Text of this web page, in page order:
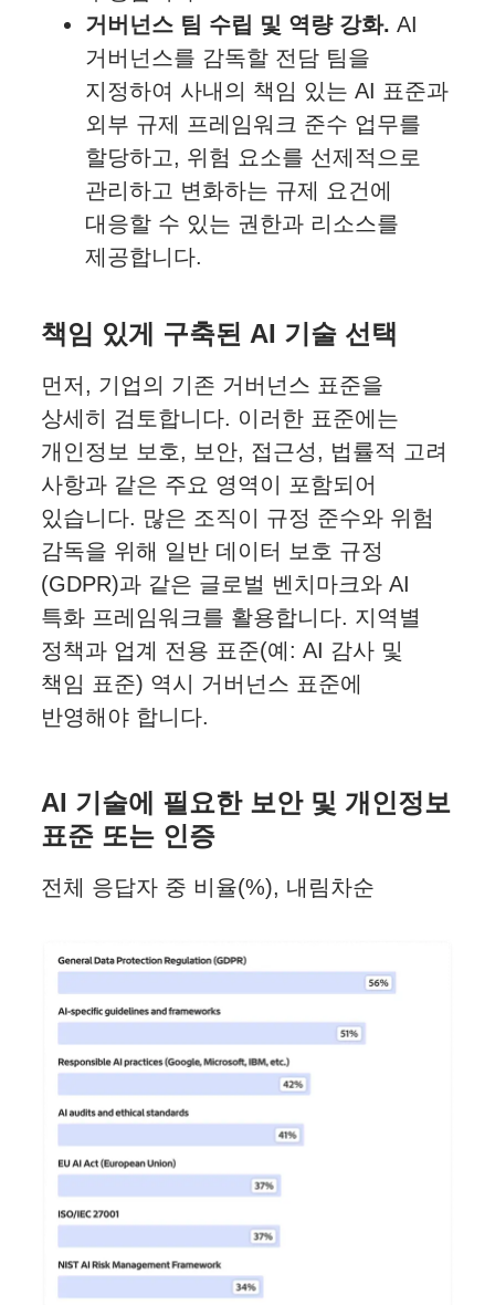
거버넌스 팀 수립 및 역량 강화. AI
거버넌스를 감독할 전담 팀을
지정하여 사내의 책임 있는 AI 표준과
외부 규제 프레임워크 준수 업무를
할당하고, 위험 요소를 선제적으로
관리하고 변화하는 규제 요건에
대응할 수 있는 권한과 리소스를
제공합니다.
책임 있게 구축된 AI 기술 선택
먼저, 기업의 기존 거버넌스 표준을
상세히 검토합니다. 이러한 표준에는
개인정보 보호, 보안, 접근성, 법률적 고려
사항과 같은 주요 영역이 포함되어
있습니다. 많은 조직이 규정 준수와 위험
감독을 위해 일반 데이터 보호 규정
(GDPR)과 같은 글로벌 벤치마크와 AI
특화 프레임워크를 활용합니다. 지역별
정책과 업계 전용 표준(예: AI 감사 및
책임 표준) 역시 거버넌스 표준에
반영해야 합니다.
AI 기술에 필요한 보안 및 개인정보
표준 또는 인증
전체 응답자 중 비율(%), 내림차순